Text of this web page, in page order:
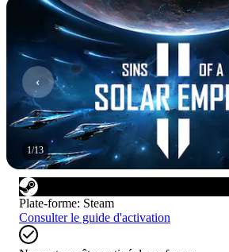
1/13
Plate-forme: Steam
Consulter le guide d'activation